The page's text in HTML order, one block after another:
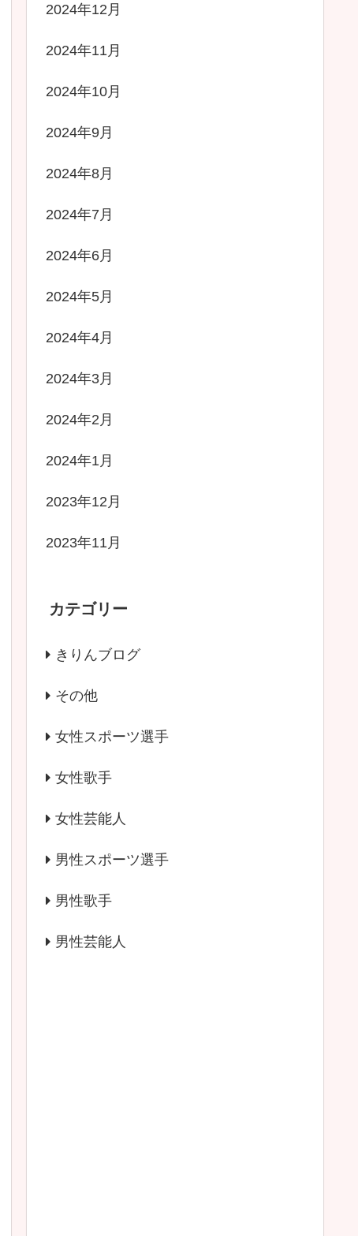
2024年12月
2024年11月
2024年10月
2024年9月
2024年8月
2024年7月
2024年6月
2024年5月
2024年4月
2024年3月
2024年2月
2024年1月
2023年12月
2023年11月
カテゴリー
きりんブログ
その他
女性スポーツ選手
女性歌手
女性芸能人
男性スポーツ選手
男性歌手
男性芸能人